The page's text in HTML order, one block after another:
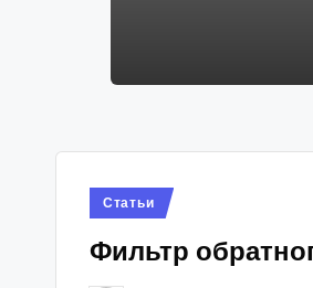
Posted
Статьи
Фильтр